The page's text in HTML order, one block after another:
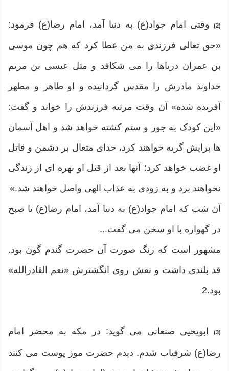
(2) وقتی امام جواد(ع) به دنیا آمد، امام رضا(ع) فرمود:
«حق تعالی فرزندی به من عطا کرد که هم چون موسی
بن عمران دریاها را می شکافد و مثل عیسی بن مریم
خداوند مادرش را مقدس گردانیده و او طاهر و مطهر
آفریده شده» آن وقت مرثیه فرزندش را خواند و گفت:
«این کودک به جور و ستم کشته خواهد شد و اهل آسمان
ها برایش گریه خواهند کرد، خدای متعال بر دشمن و قاتل
او غضب خواهد کرد؛ آنها بعد از قتل او بهره ای از زندگی
نخواهند برد و به زودی به عذاب الهی واصل خواهند شد.»
آن شب که امام جواد(ع) به دنیا آمد، امام رضا(ع) تا صبح
در گهواره با او سخن می گفت...
مشهور است که رنگ صورت آن حضرت گندم گون بود.
قد بلندی داشت و نقش روی انگشترش «نعم القادرالله»
بود.2
(3) ابویحیی صنعانی می گوید: در مکه به محضر امام
رضا(ع) شرفیاب شدم. دیدم حضرت موز پوست می کنند